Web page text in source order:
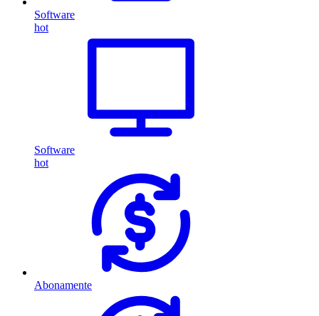
Software
hot
Software
hot
Abonamente